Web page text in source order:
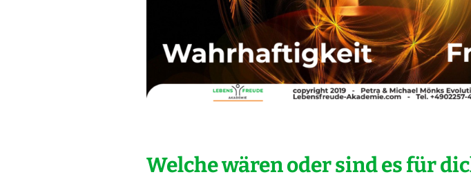
Welche wären oder sind es für